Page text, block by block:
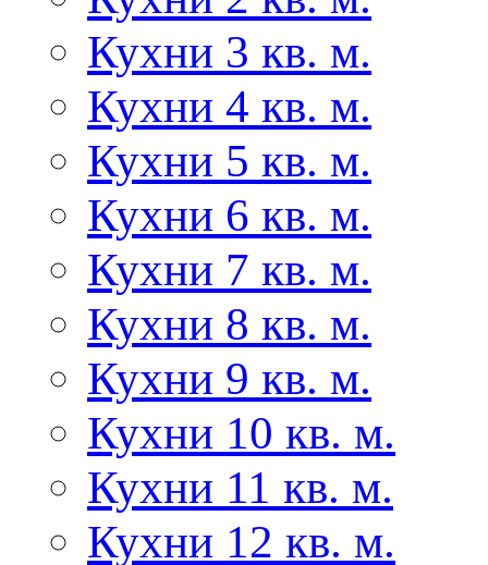
Кухни 3 кв. м.
Кухни 4 кв. м.
Кухни 5 кв. м.
Кухни 6 кв. м.
Кухни 7 кв. м.
Кухни 8 кв. м.
Кухни 9 кв. м.
Кухни 10 кв. м.
Кухни 11 кв. м.
Кухни 12 кв. м.